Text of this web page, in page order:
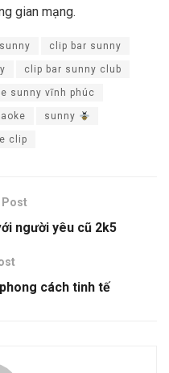
gian mạng.
clip bar sunny
clip bar sunny club
sunny vĩnh phúc
sunny
clip
Post
người yêu cũ 2k5
cách tinh tế